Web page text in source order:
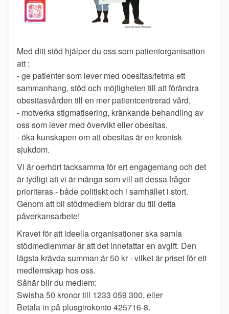
Med ditt stöd hjälper du oss som patientorganisation
att :
- ge patienter som lever med obesitas/fetma ett
sammanhang, stöd och möjligheten till att förändra
obesitasvården till en mer patientcentrerad vård,
- motverka stigmatisering, kränkande behandling av
oss som lever med övervikt eller obesitas,
- öka kunskapen om att obesitas är en kronisk
sjukdom.
Vi är oerhört tacksamma för ert engagemang och det
är tydligt att vi är många som vill att dessa frågor
prioriteras - både politiskt och i samhället i stort.
Genom att bli stödmedlem bidrar du till detta
påverkansarbete!
Kravet för att ideella organisationer ska samla
stödmedlemmar är att det innefattar en avgift. Den
lägsta krävda summan är 50 kr - vilket är priset för ett
medlemskap hos oss.
Såhär blir du medlem:
Swisha 50 kronor till 1233 059 300, eller
Betala in på plusgirokonto 425716-8.